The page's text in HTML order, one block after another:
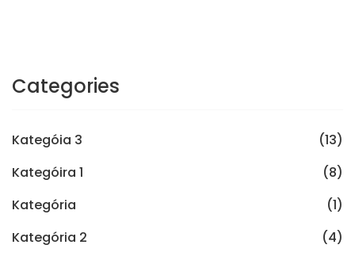
Categories
Kategóia 3
(13)
Kategóira 1
(8)
Kategória
(1)
Kategória 2
(4)